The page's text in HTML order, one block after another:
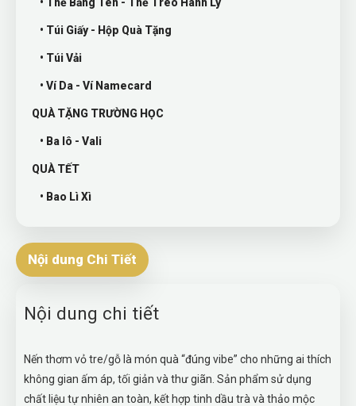
• Túi Giấy - Hộp Quà Tặng
• Túi Vải
• Ví Da - Ví Namecard
QUÀ TẶNG TRƯỜNG HỌC
• Ba lô - Vali
QUÀ TẾT
• Bao Lì Xì
Nội dung Chi Tiết
Nội dung chi tiết
Nến thơm vỏ tre/gỗ là món quà “đúng vibe” cho những ai thích
không gian ấm áp, tối giản và thư giãn. Sản phẩm sử dụng
chất liệu tự nhiên an toàn, kết hợp tinh dầu trà và thảo mộc